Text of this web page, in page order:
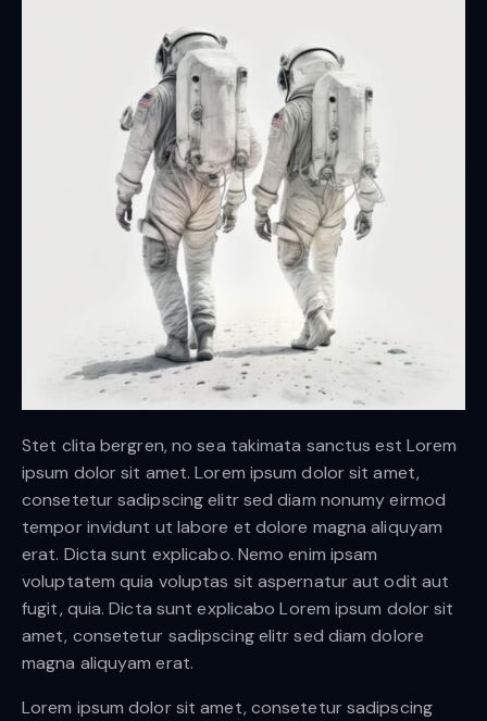
Stet clita bergren, no sea takimata sanctus est Lorem
ipsum dolor sit amet. Lorem ipsum dolor sit amet,
consetetur sadipscing elitr sed diam nonumy eirmod
tempor invidunt ut labore et dolore magna aliquyam
erat. Dicta sunt explicabo. Nemo enim ipsam
voluptatem quia voluptas sit aspernatur aut odit aut
fugit, quia. Dicta sunt explicabo Lorem ipsum dolor sit
amet, consetetur sadipscing elitr sed diam dolore
magna aliquyam erat.
Lorem ipsum dolor sit amet, consetetur sadipscing